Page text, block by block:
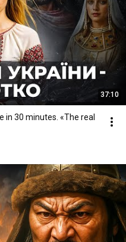
37:10
in 30 minutes. «The real